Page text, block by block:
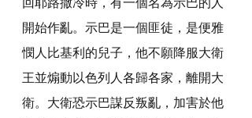
開始作亂。示巴是一個匪徒，是便雅
憫人比基利的兒子，他不願降服大衛
王並煽動以色列人各歸各家，離開大
衛。大衛恐示巴謀反叛亂，加害於他